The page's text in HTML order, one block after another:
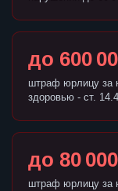
до 600
штраф юрлицу за
здоровью - ст.
до 80
штраф юрлицу за